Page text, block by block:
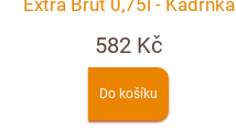
Extra Brut 0,75l - Kadrnka
582 Kč
Do košíku